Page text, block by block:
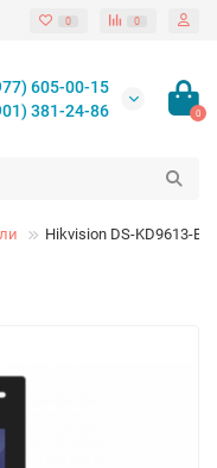
0 0
605-00-15
381-24-86
0
Hikvision DS-KD9613-E6